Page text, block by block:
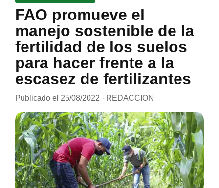
FAO promueve el
manejo sostenible de la
fertilidad de los suelos
para hacer frente a la
escasez de fertilizantes
Publicado el 25/08/2022 · REDACCION